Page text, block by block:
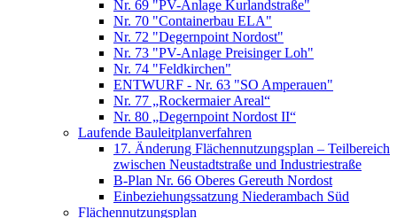
Nr. 69 "PV-Anlage Kurlandstraße"
Nr. 70 "Containerbau ELA"
Nr. 72 "Degernpoint Nordost"
Nr. 73 "PV-Anlage Preisinger Loh"
Nr. 74 "Feldkirchen"
ENTWURF - Nr. 63 "SO Amperauen"
Nr. 77 „Rockermaier Areal“
Nr. 80 „Degernpoint Nordost II“
Laufende Bauleitplanverfahren
17. Änderung Flächennutzungsplan – Teilbereich
zwischen Neustadtstraße und Industriestraße
B-Plan Nr. 66 Oberes Gereuth Nordost
Einbeziehungssatzung Niederambach Süd
Flächennutzungsplan